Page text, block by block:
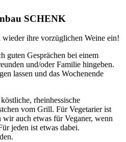
SCHENK
wieder ihre vorzüglichen Weine ein!
guten Gesprächen bei einem
und/oder Familie hingeben.
lassen und das Wochenende
rheinhessische
vom Grill. Für Vegetarier ist
wir auch etwas für Veganer, wenn
jeden ist etwas dabei.